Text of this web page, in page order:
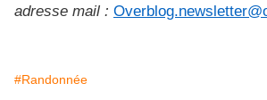
adresse mail :
#Randonnée